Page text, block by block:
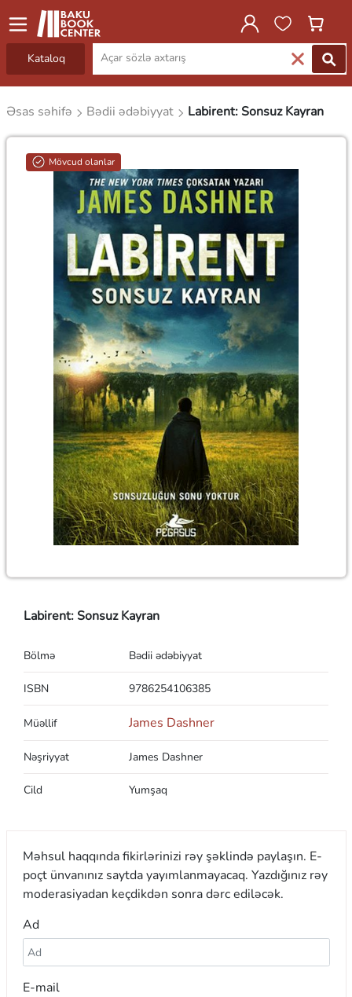
Kataloq
Əsas səhifə Bədii ədəbiyyat Labirent: Sonsuz Kayran
Mövcud olanlar
Labirent: Sonsuz Kayran
Bölmə Bədii ədəbiyyat
ISBN 9786254106385
Müəllif James Dashner
Nəşriyyat James Dashner
Cild Yumşaq
Məhsul haqqında fikirlərinizi rəy şəklində paylaşın. E-
poçt ünvanınız saytda yayımlanmayacaq. Yazdığınız rəy
moderasiyadan keçdikdən sonra dərc ediləcək.
Ad
E-mail